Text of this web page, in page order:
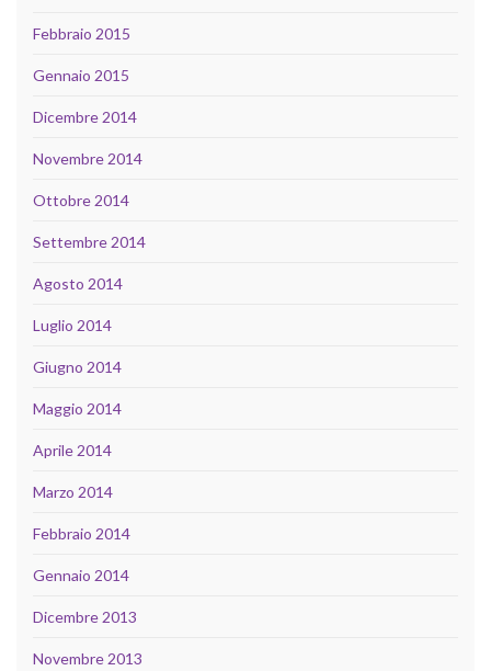
Febbraio 2015
Gennaio 2015
Dicembre 2014
Novembre 2014
Ottobre 2014
Settembre 2014
Agosto 2014
Luglio 2014
Giugno 2014
Maggio 2014
Aprile 2014
Marzo 2014
Febbraio 2014
Gennaio 2014
Dicembre 2013
Novembre 2013